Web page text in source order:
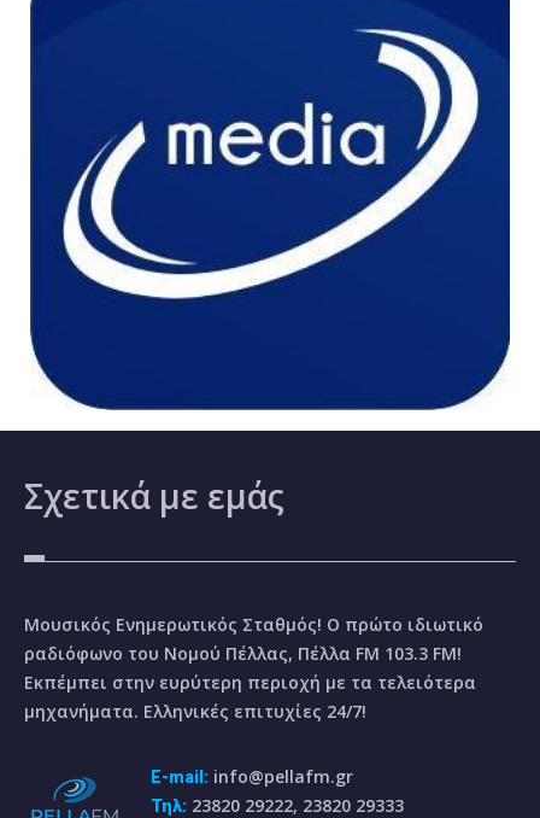
Σχετικά με εμάς
Μουσικός Ενημερωτικός Σταθμός! Ο πρώτο ιδιωτικό
ραδιόφωνο του Νομού Πέλλας, Πέλλα FM 103.3 FM!
Εκπέμπει στην ευρύτερη περιοχή με τα τελειότερα
μηχανήματα. Ελληνικές επιτυχίες 24/7!
E-mail: info@pellafm.gr
Τηλ: 23820 29222, 23820 29333